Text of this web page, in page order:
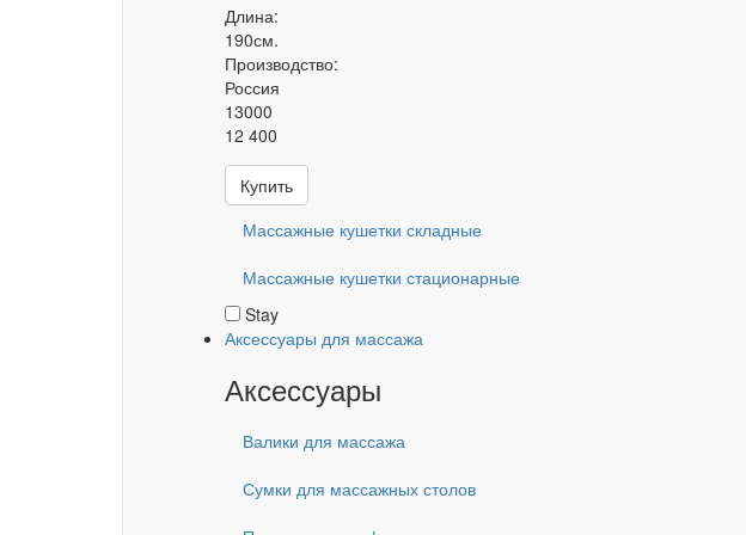
Длина:
190см.
Производство:
Россия
13000
12 400
Купить
Массажные кушетки складные
Массажные кушетки стационарные
Stay
Аксессуары для массажа
Аксессуары
Валики для массажа
Сумки для массажных столов